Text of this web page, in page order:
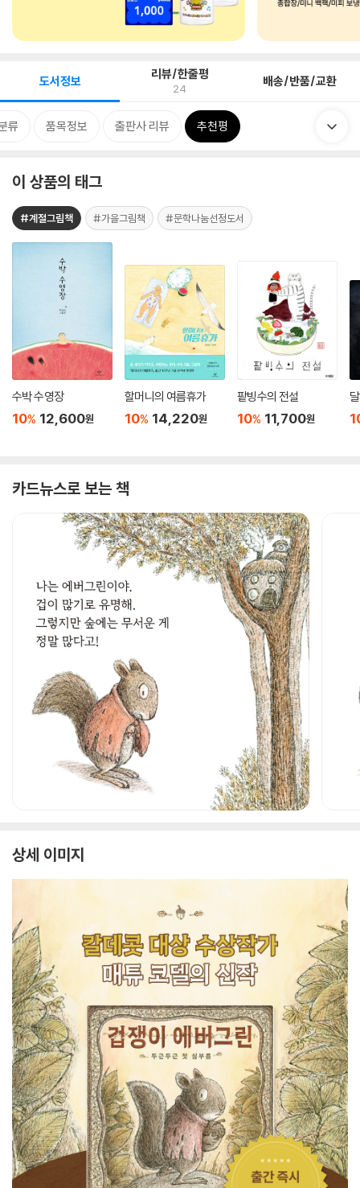
도서정보 리뷰/한줄평
24 배송/반품/교환
류 품목정보 출판사 리뷰 추천평
이 상품의 태그
#계절그림책 #가을그림책 #문학나눔선정도서
수박 수영장
10% 12,600원
할머니의 여름휴가
10% 14,220원
팥빙수의 전설
10% 11,700원
카드뉴스로 보는 책
상세 이미지